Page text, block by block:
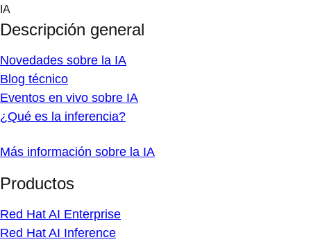
Skip
content
IA
Descripción general
Novedades sobre la IA
Blog técnico
Eventos en vivo sobre IA
¿Qué es la inferencia?
Más información sobre la IA
Productos
Red Hat AI Enterprise
Red Hat AI Inference